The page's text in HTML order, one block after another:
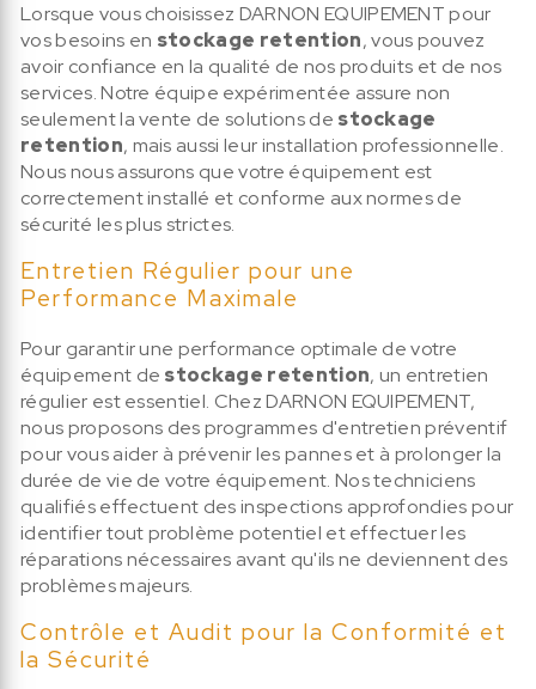
Lorsque vous choisissez DARNON EQUIPEMENT pour
vos besoins en stockage retention, vous pouvez
avoir confiance en la qualité de nos produits et de nos
services. Notre équipe expérimentée assure non
seulement la vente de solutions de stockage
retention, mais aussi leur installation professionnelle.
Nous nous assurons que votre équipement est
correctement installé et conforme aux normes de
sécurité les plus strictes.
Entretien Régulier pour une
Performance Maximale
Pour garantir une performance optimale de votre
équipement de stockage retention, un entretien
régulier est essentiel. Chez DARNON EQUIPEMENT,
nous proposons des programmes d'entretien préventif
pour vous aider à prévenir les pannes et à prolonger la
durée de vie de votre équipement. Nos techniciens
qualifiés effectuent des inspections approfondies pour
identifier tout problème potentiel et effectuer les
réparations nécessaires avant qu'ils ne deviennent des
problèmes majeurs.
Contrôle et Audit pour la Conformité et
la Sécurité